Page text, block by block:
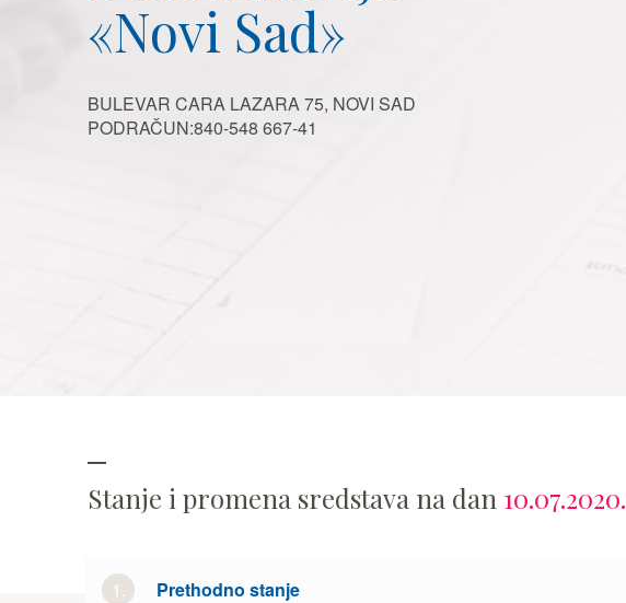
«Novi Sad»
BULEVAR CARA LAZARA 75, NOVI SAD
PODRAČUN:840-548 667-41
Stanje i promena sredstava na dan 10.07.2020.
1. Prethodno stanje